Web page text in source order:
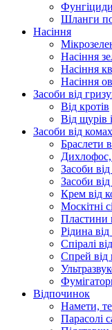
Фунгіциди
Шланги
Насіння
Насіння
Насіння
Насіння
Засоби від
Від кротів
Від щурів
Засоби від комах
Браслети
Засоби
Засоби
Крем від
Москітні
Пластини
Рідина
Спіралі
Спрей від
Відпочинок
Намети,
Парасолі